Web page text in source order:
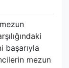
başarıyla
mezun